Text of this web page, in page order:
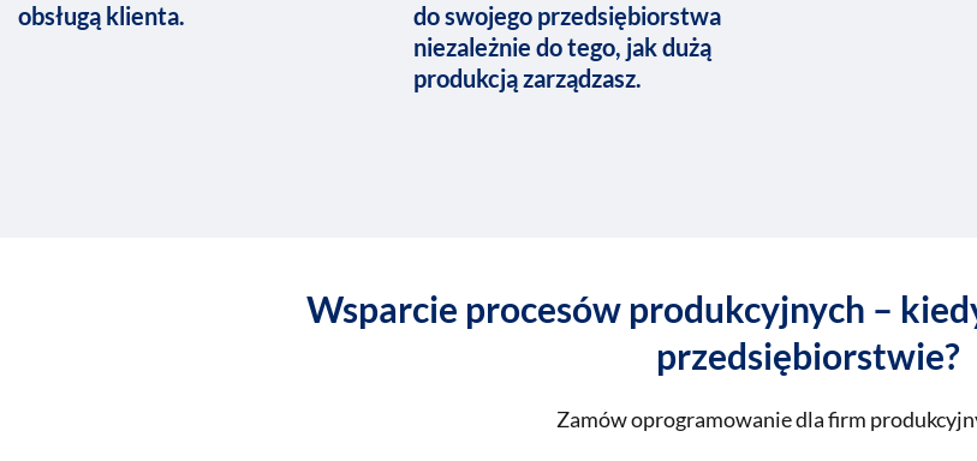
obsługą klienta.
do swojego przedsiębiorstwa
niezależnie do tego, jak dużą
produkcją zarządzasz.
Wsparcie procesów produkcyjnych –
przedsiębiorstwie?
Zamów oprogramowanie dla firm